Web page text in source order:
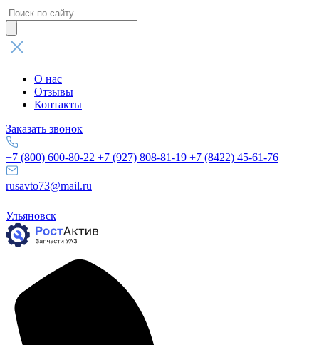
Поиск
товаров
О нас
Отзывы
Контакты
Заказать звонок
+7 (800) 600-80-22 +7 (927) 808-81-19 +7 (8422) 45-61-76
rusavto73@mail.ru
Ульяновск